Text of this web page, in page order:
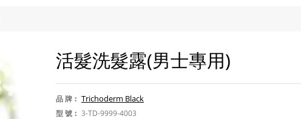
活髮洗髮露(男士專用)
品 牌︰ Trichoderm Black
型 號︰ 3-TD-9999-4003